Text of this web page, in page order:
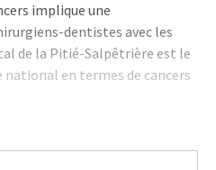
implique une
dentistes avec les
de la Pitié-Salpêtrière est le
en termes de cancers